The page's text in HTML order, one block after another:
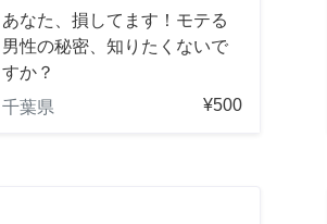
あなた、損してます！モテる
男性の秘密、知りたくないで
すか？
千葉県
¥500